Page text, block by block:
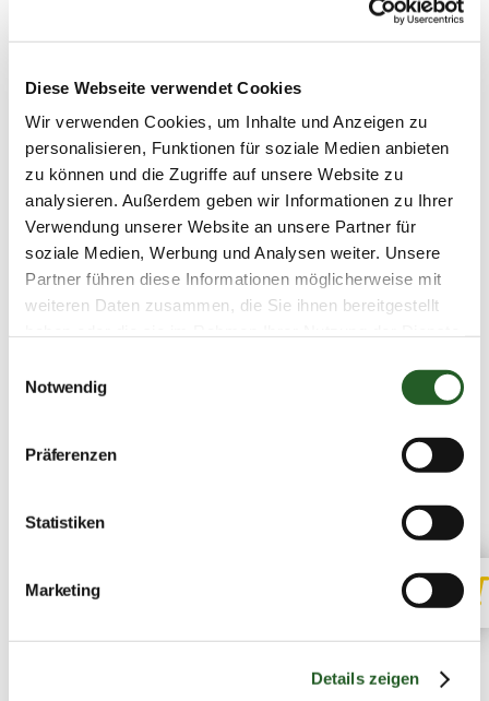
Diese Webseite verwendet Cookies
Wir verwenden Cookies, um Inhalte und Anzeigen zu
personalisieren, Funktionen für soziale Medien anbieten
zu können und die Zugriffe auf unsere Website zu
analysieren. Außerdem geben wir Informationen zu Ihrer
Verwendung unserer Website an unsere Partner für
soziale Medien, Werbung und Analysen weiter. Unsere
Partner führen diese Informationen möglicherweise mit
weiteren Daten zusammen, die Sie ihnen bereitgestellt
Notwendig
Präferenzen
Statistiken
Marketing
Details zeigen
gehört im ersten Schritt die Kontrolle und
Optimierung Ihrer Druckdaten.
Sie brauchen
Unterstützung bei
Ihrem Druckprojekt?
Nutzen Sie die Chance auf eine persönliche